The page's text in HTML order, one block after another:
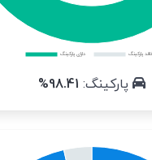
پارکینگ: 98.41%